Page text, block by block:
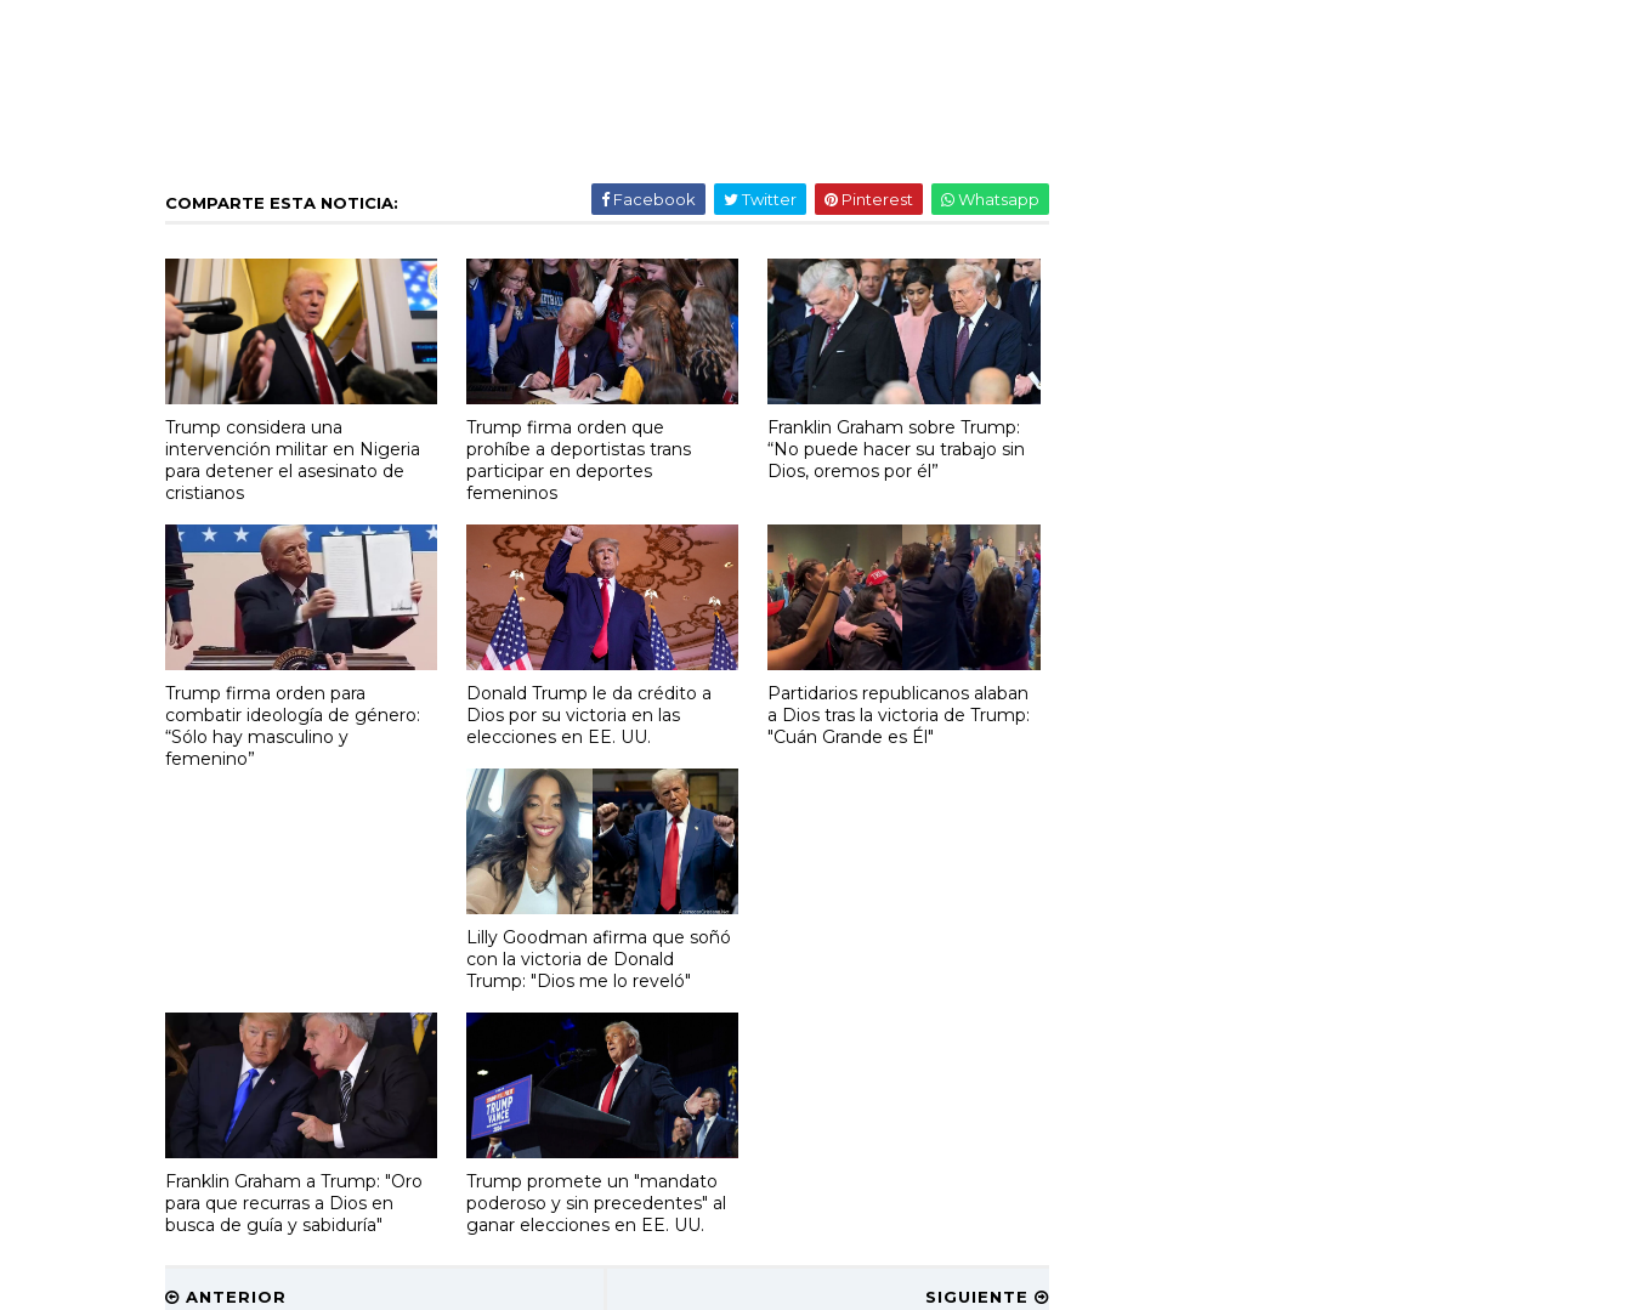
COMPARTE ESTA NOTICIA: Facebook Twitter Pinterest Whatsapp
Trump considera una
intervención militar en Nigeria
para detener el asesinato de
cristianos
Trump firma orden que
prohíbe a deportistas trans
participar en deportes
femeninos
Franklin Graham sobre Trump:
“No puede hacer su trabajo sin
Dios, oremos por él”
Trump firma orden para
combatir ideología de género:
“Sólo hay masculino y
femenino”
Donald Trump le da crédito a
Dios por su victoria en las
elecciones en EE. UU.
Partidarios republicanos alaban
a Dios tras la victoria de Trump:
"Cuán Grande es Él"
Lilly Goodman afirma que soñó
con la victoria de Donald
Trump: "Dios me lo reveló"
Franklin Graham a Trump: "Oro
para que recurras a Dios en
busca de guía y sabiduría"
Trump promete un "mandato
poderoso y sin precedentes" al
ganar elecciones en EE. UU.
SIGUIENTE
ANTERIOR